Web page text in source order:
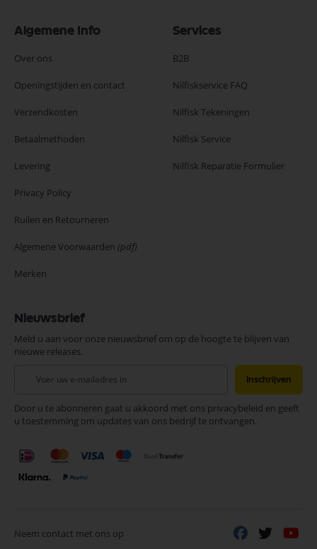
Algemene Info
Over ons
Openingstijden en contact
Verzendkosten
Betaalmethoden
Levering
Privacy Policy
Ruilen en Retourneren
Algemene Voorwaarden (pdf)
Merken
Services
B2B
Nilfiskservice FAQ
Nilfisk Tekeningen
Nilfisk Service
Nilfisk Reparatie Formulier
Nieuwsbrief
Meld u aan voor onze nieuwsbrief om op de hoogte te blijven van
nieuwe releases.
onze
nieuwsbrief
Inschrijven
Door u te abonneren gaat u akkoord met ons privacybeleid en geeft
u toestemming om updates van ons bedrijf te ontvangen.
Neem contact met ons op